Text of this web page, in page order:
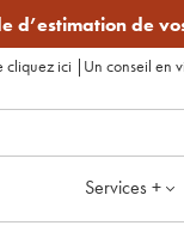
d’estimation de
cliquez ici | Un conseil en
Services +